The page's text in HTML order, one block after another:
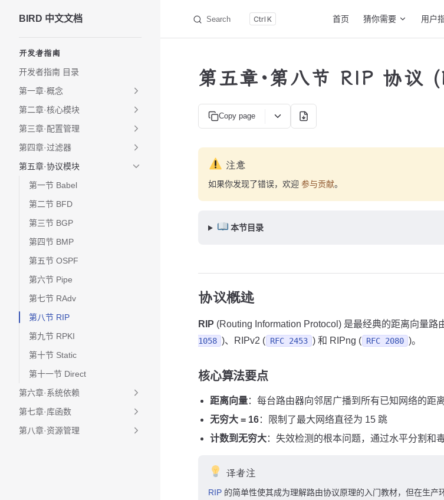
Skip to content
BIRD 中文文档 Search K 首页 猜你需要 用户
开发者指南
开发者指南 目录
第一章·概念
第二章·核心模块
第三章·配置管理
第四章·过滤器
第五章·协议模块
第一节 Babel
第二节 BFD
第三节 BGP
第四节 BMP
第五节 OSPF
第六节 Pipe
第七节 RAdv
第八节 RIP
第九节 RPKI
第十节 Static
第十一节 Direct
第六章·系统依赖
第七章·库函数
第八章·资源管理
第五章·第八节 RIP 协议
Copy page
注意
如果你发现了错误，欢迎 参与贡献。
本节目录
协议概述
RIP (Routing Information Protocol) 是最经典的距离向量路
1058 )、RIPv2 ( RFC 2453 ) 和 RIPng ( RFC 2080 )。
核心算法要点
距离向量：每台路由器向邻居广播到所有已知网络的距
无穷大 = 16：限制了最大网络直径为 15 跳
计数到无穷大：失效检测的根本问题，通过水平分割和
译者注
RIP 的简单性使其成为理解路由协议原理的入门教材，但在生产